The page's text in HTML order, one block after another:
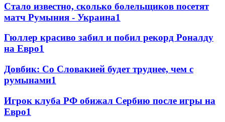
Стало известно, сколько болельщиков посетят
матч Румыния - Украина1
Гюллер красиво забил и побил рекорд Роналду
на Евро1
Довбик: Со Словакией будет труднее, чем с
румынами1
Игрок клуба РФ обижал Сербию после игры на
Евро1